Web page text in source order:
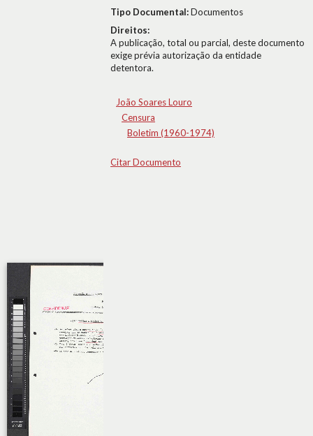
Tipo Documental:Documentos
Direitos:
A publicação, total ou parcial, deste documento
exige prévia autorização da entidade
detentora.
João Soares Louro
Censura
Boletim (1960-1974)
Citar Documento